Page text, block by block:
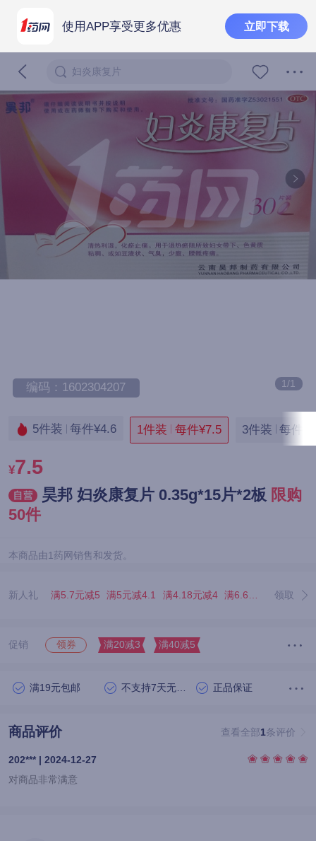
使用APP享受更多优惠 立即下载
妇炎康复片
1/1
编码：1602304207
5件装 每件¥4.6 1件装 每件¥7.5 3件装 每件
¥7.5
昊邦 妇炎康复片 0.35g*15片*2板 限购
50件
本商品由1药网销售和发货。
新人礼 领取
满5.7元减5 满5元减4.1 满4.18元减4 满6.67元减5.07 满
促销 领券 满20减3 满40减5
满19元包邮 不支持7天无理由退货 正品保证
商品评价 查看全部1条评价
202*** | 2024-12-27
对商品非常满意